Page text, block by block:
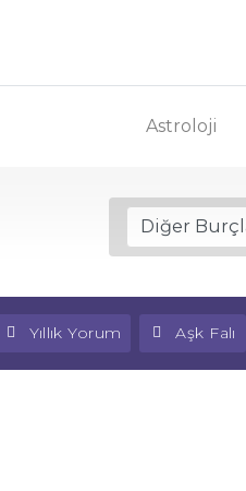
Astroloji
Yıllık Yorum Aşk Falı